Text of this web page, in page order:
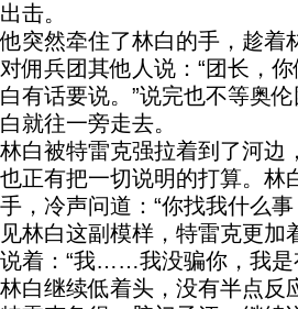
出击。
他突然牵住了林白的手，趁着
对佣兵团其他人说：“团长，
白有话要说。”说完也不等奥
白就往一旁走去。
林白被特雷克强拉着到了河边
也正有把一切说明的打算。林
手，冷声问道：“你找我什么事
见林白这副模样，特雷克更加
说着：“我……我没骗你，我是
林白继续低着头，没有半点反